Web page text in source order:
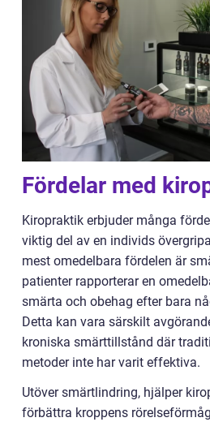
Fördelar med
Kiropraktik erbjuder många
viktig del av en individs
mest omedelbara fördelen är
patienter rapporterar en
smärta och obehag efter bara
Detta kan vara särskilt
kroniska smärttillstånd där
metoder inte har varit effektiva.
Utöver smärtlindring, hjälper
förbättra kroppens